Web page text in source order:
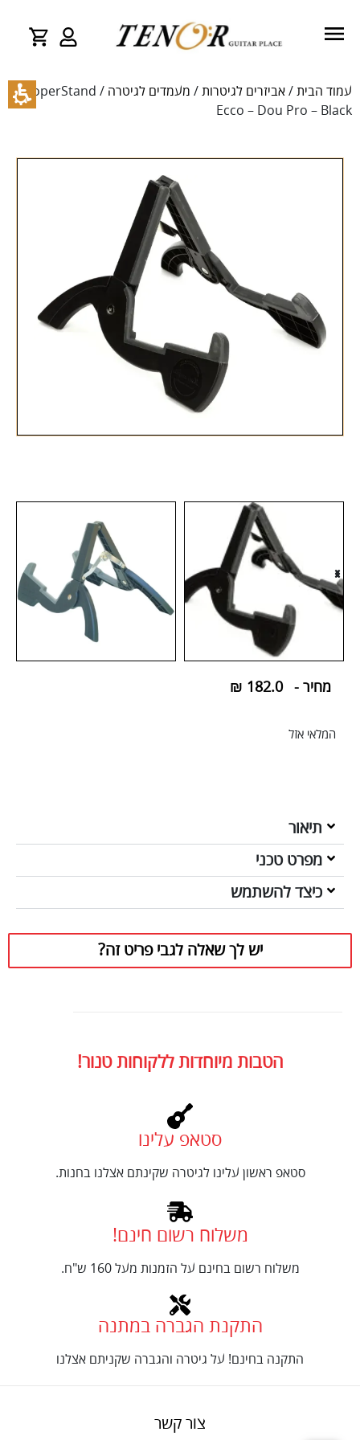
עמוד הבית / אביזרים לגיטרות / מעמדים לגיטרה
/ CooperStand
Ecco – Dou Pro – Black
מחיר - ₪ 182.0
המלאי אזל
תיאור
מפרט טכני
כיצד להשתמש
יש לך שאלה לגבי פריט זה?
הטבות מיוחדות ללקוחות טנור!
סטאפ עלינו
סטאפ ראשון עלינו לגיטרה שקינתם אצלנו בחנות.
משלוח רשום חינם!
משלוח רשום בחינם על הזמנות מעל 160 ש"ח.
התקנת הגברה במתנה
התקנה בחינם! על גיטרה והגברה שקניתם אצלנו
צור קשר